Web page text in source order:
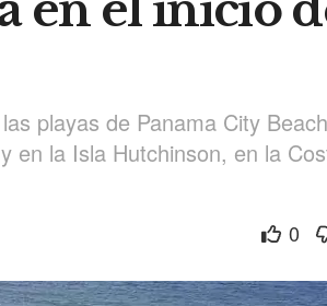
playas de Panama City
en la Isla Hutchinson, en la
0